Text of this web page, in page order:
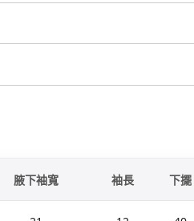
腋下袖寬 袖長 下擺